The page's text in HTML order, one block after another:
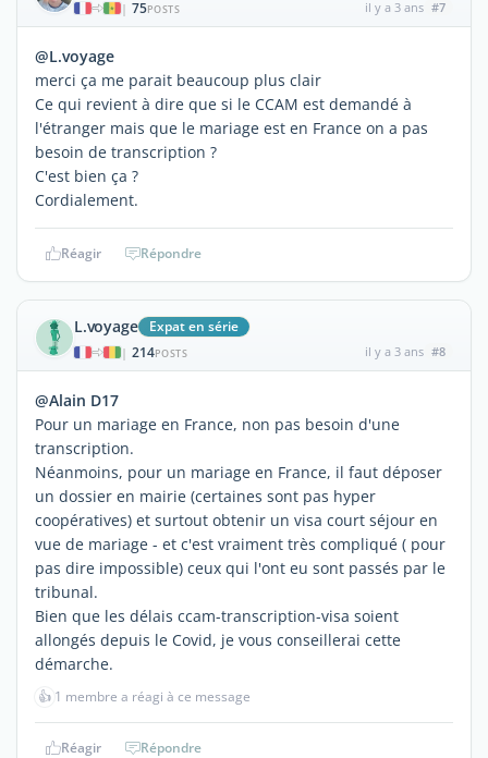
| 75POSTS il y a 3 ans #7
@L.voyage
merci ça me parait beaucoup plus clair
Ce qui revient à dire que si le CCAM est demandé à
l'étranger mais que le mariage est en France on a pas
besoin de transcription ?
C'est bien ça ?
Cordialement.
Réagir Répondre
L.voyage Expat en série
| 214POSTS il y a 3 ans #8
@Alain D17
Pour un mariage en France, non pas besoin d'une
transcription.
Néanmoins, pour un mariage en France, il faut déposer
un dossier en mairie (certaines sont pas hyper
coopératives) et surtout obtenir un visa court séjour en
vue de mariage - et c'est vraiment très compliqué ( pour
pas dire impossible) ceux qui l'ont eu sont passés par le
tribunal.
Bien que les délais ccam-transcription-visa soient
allongés depuis le Covid, je vous conseillerai cette
démarche.
👍 1 membre a réagi à ce message
Réagir Répondre